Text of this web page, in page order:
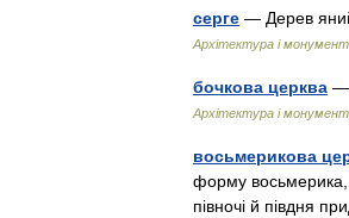
серге — Дерев
Архітектура і
бочкова церква —
Архітектура і
восьмерикова
форму восьмерика,
півночі й півдня